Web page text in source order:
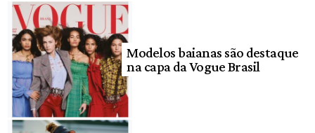
Modelos baianas são destaque
na capa da Vogue Brasil